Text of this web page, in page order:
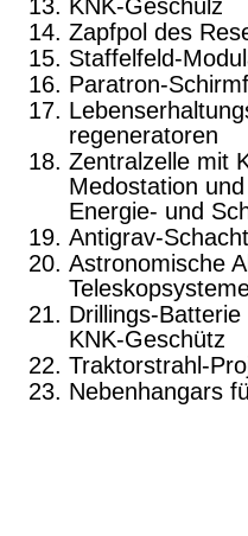
KNK-Geschülz
Zapfpol des
Staffelfeld-
Paratron-
regeneratoren
Zentralzelle mit
Medostation
Energie- und
Antigrav-
Astronomische
Drillings-
KNK-Geschütz
Traktorstrahl-
Nebenhangars